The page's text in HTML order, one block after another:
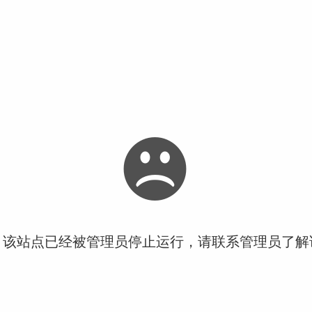
站点已经被管理员停止运行，请联系管理员了